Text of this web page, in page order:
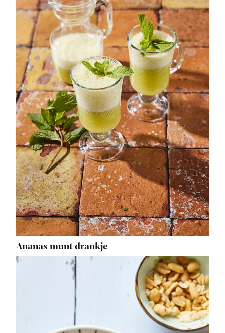
Ananas munt drankje